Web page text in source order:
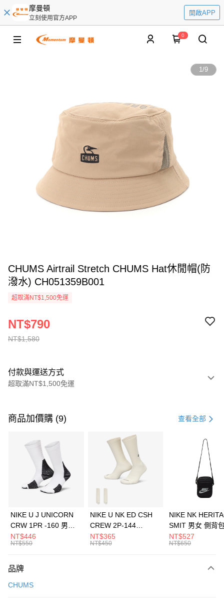
摩曼頓
立刻使用官方APP
開啟APP
0
1/9
CHUMS Airtrail Stretch CHUMS Hat休閒帽(防
潑水) CH051359B001
超取滿NT$1,500免運
NT$1,580
NT$790
付款與運送方式
超取滿NT$1,500免運
信用卡一次付款
3 期 0 利率 每期 21家銀行
合作金庫商業銀行
第一商業銀行
華南商業銀行
彰化商業銀行
上海商業儲蓄銀行
元大商業銀行
台灣樂天信用卡公司
Apple Pay
全盈+PAY
AFTEE先享後付
【關於「AFTEE先享後付」】
便利好安心！
運送方式
商品加價購 (9) 查看全部
NIKE U J UNICORN
CRW 1PR -160 男女
中統襪 FZ3393100
NT$446
NT$550
NIKE U NK ED CSH
CREW 2P-144
EMBRDY 男女 短統襪
FZ3073133
NT$365
NT$450
NIKE NK
SMIT 男女 側背
BA5871010
NT$527
NT$650
品牌
CHUMS